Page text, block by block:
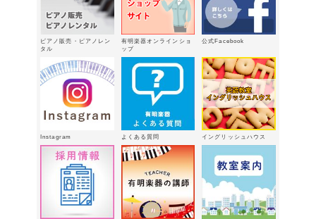
新型エレクトーン「ELS03シリーズ」
3/15（日）健軍で日曜体験ＤＡＹ
2月18日
有明楽器オンステージ開催しました～
2026年2月16日
八代支店情報：年末年始特別販売企画
実施中！！ 2026年1月9日
「ウィンターパーティー」を開催しま
した。 2025年12月21日
ピアノ販売・ピアノレン
タル
有明楽器オンラインショ
ップ
公式Facebook
Instagram よくある質問 イングリッシュハウス